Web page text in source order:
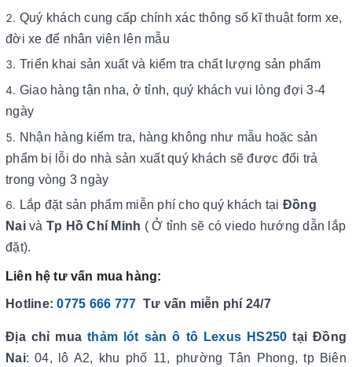
Quý khách cung cấp chính xác thông số kĩ thuật form xe,
đời xe để nhân viên lên mẫu
Triển khai sản xuất và kiểm tra chất lượng sản phẩm
Giao hàng tận nha, ở tỉnh, quý khách vui lòng đợi 3-4
ngày
Nhận hàng kiểm tra, hàng không như mẫu hoặc sản
phẩm bị lỗi do nhà sản xuất quý khách sẽ được đổi trả
trong vòng 3 ngày
Lắp đặt sản phẩm miễn phí cho quý khách tại Đồng
Naivà Tp Hồ Chí Minh ( Ở tỉnh sẽ có viedo hướng dẫn lắp
đặt).
Liên hệ tư vấn mua hàng:
Hotline:0775 666 777 Tư vấn miễn phí 24/7
Địa chỉ muathảm lót sàn ô tô Lexus HS250 tại Đồng
Nai: 04, lô A2, khu phố 11, phường Tân Phong, tp Biên